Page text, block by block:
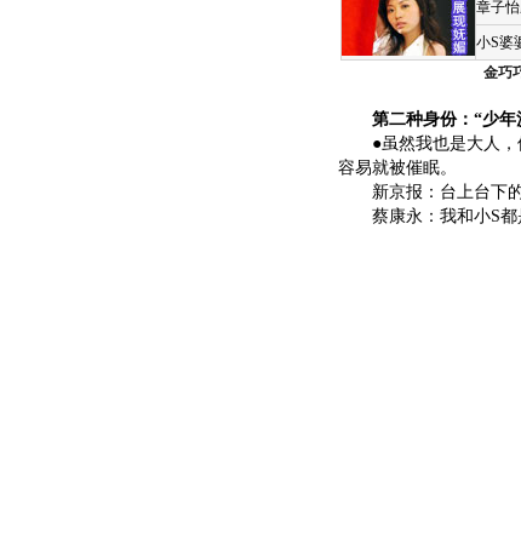
章子
小S婆
金巧
第二种身份：“少年
●虽然我也是大人，
容易就被催眠。
新京报：台上台下的
蔡康永：我和小S都